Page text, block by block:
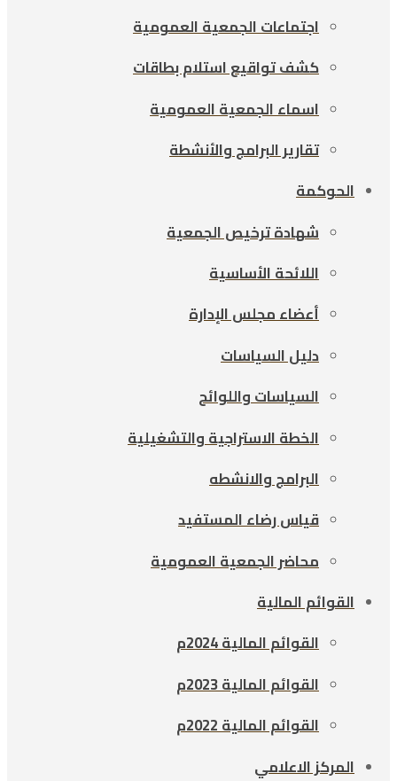
اجتماعات الجمعية العمومية
كشف تواقيع استلام بطاقات
اسماء الجمعية العمومية
تقارير البرامج والأنشطة
الحوكمة
شهادة ترخيص الجمعية
اللائحة الأساسية
أعضاء مجلس الإدارة
دليل السياسات
السياسات واللوائح
الخطة الاستراجية والتشغيلية
البرامج والانشطه
قياس رضاء المستفيد
محاضر الجمعية العمومية
القوائم المالية
القوائم المالية 2024م
القوائم المالية 2023م
القوائم المالية 2022م
المركز الاعلامي